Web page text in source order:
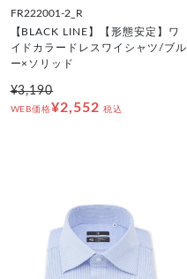
FR222001-2_R
【BLACK LINE】【形態安定】ワ
イドカラードレスワイシャツ/ブル
ー×ソリッド
¥3,190
WEB価格¥2,552 税込